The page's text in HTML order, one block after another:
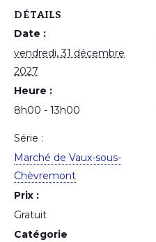
DÉTAILS
Date :
vendredi, 31 décembre
2027
Heure :
8h00 - 13h00
Série :
Marché de Vaux-sous-
Chèvremont
Prix :
Gratuit
Catégorie